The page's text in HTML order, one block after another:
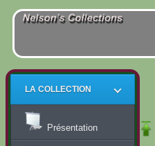
LA COLLECTION
Présentation